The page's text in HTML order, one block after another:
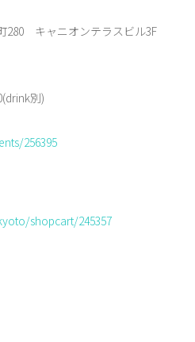
280 キャニオンテラスビル3F
別)
256395
shopcart/245357